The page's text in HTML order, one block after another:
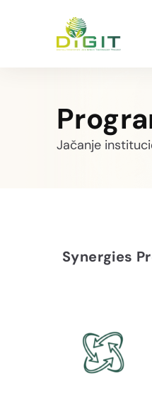
Jačanje
Synergies